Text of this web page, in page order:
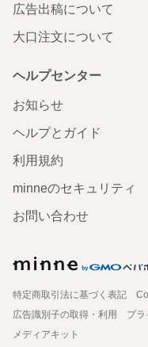
広告出稿について
大口注文について
ヘルプセンター
お知らせ
ヘルプとガイド
利用規約
minneのセキュリティ
お問い合わせ
特定商取引法に基づく表記
広告識別子の取得・利用
プラ
メディアキット